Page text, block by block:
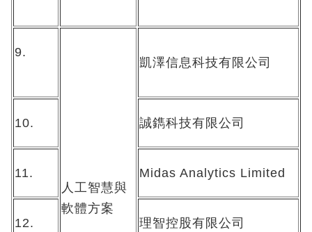
9.
人工智慧與
軟體方案
凱澤信息科技有限公司
10. 誠鐫科技有限公司
11. Midas Analytics Limited
12. 理智控股有限公司